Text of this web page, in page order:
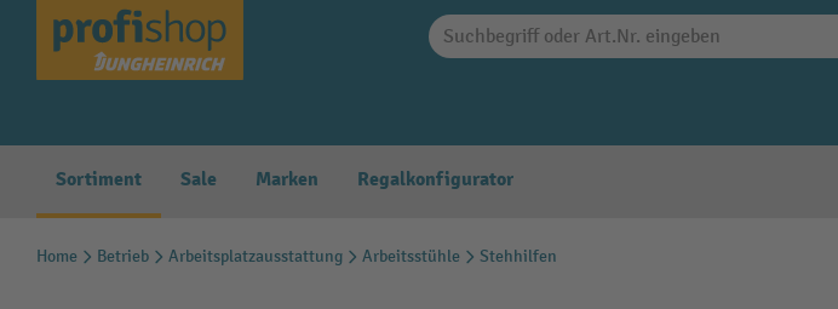
Zur Hauptnavigation springen
Sortiment Sale Marken Regalkonfigurator
Home Betrieb Arbeitsplatzausstattung Arbeitsstühle Stehhilfen